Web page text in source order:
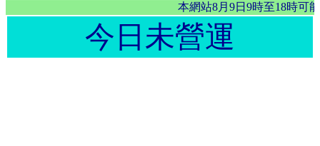
本網站8月9日9時至18
今日未營運